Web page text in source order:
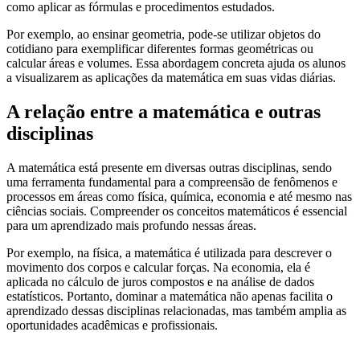
como aplicar as fórmulas e procedimentos estudados.
Por exemplo, ao ensinar geometria, pode-se utilizar objetos do
cotidiano para exemplificar diferentes formas geométricas ou
calcular áreas e volumes. Essa abordagem concreta ajuda os alunos
a visualizarem as aplicações da matemática em suas vidas diárias.
A relação entre a matemática e outras
disciplinas
A matemática está presente em diversas outras disciplinas, sendo
uma ferramenta fundamental para a compreensão de fenômenos e
processos em áreas como física, química, economia e até mesmo nas
ciências sociais. Compreender os conceitos matemáticos é essencial
para um aprendizado mais profundo nessas áreas.
Por exemplo, na física, a matemática é utilizada para descrever o
movimento dos corpos e calcular forças. Na economia, ela é
aplicada no cálculo de juros compostos e na análise de dados
estatísticos. Portanto, dominar a matemática não apenas facilita o
aprendizado dessas disciplinas relacionadas, mas também amplia as
oportunidades acadêmicas e profissionais.